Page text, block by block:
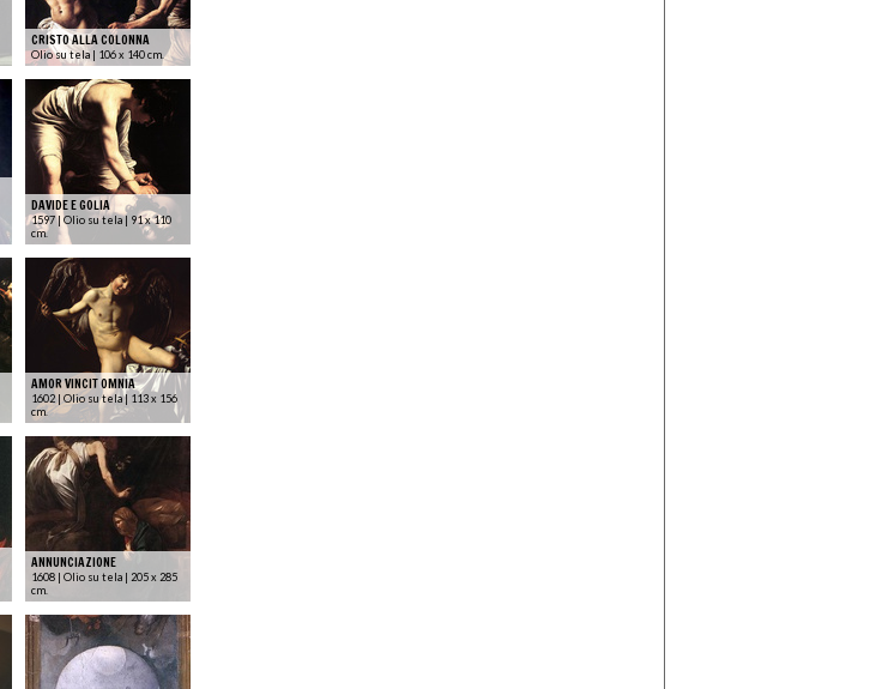
CRISTO ALLA COLONNA
Olio su tela | 106 x 140 cm.
DAVIDE E GOLIA
1597 | Olio su tela | 91 x 110
cm.
AMOR VINCIT OMNIA
1602 | Olio su tela | 113 x 156
cm.
ANNUNCIAZIONE
1608 | Olio su tela | 205 x 285
cm.